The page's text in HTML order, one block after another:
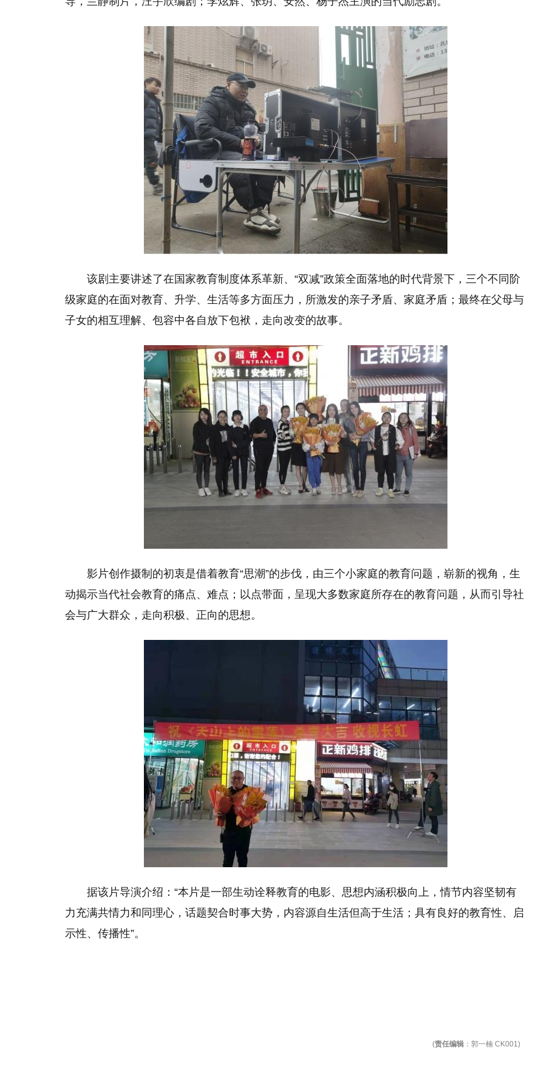
该剧主要讲述了在国家教育制度体系革新、“双减”政策全面落地的时代背景下，三个不同阶
级家庭的在面对教育、升学、生活等多方面压力，所激发的亲子矛盾、家庭矛盾；最终在父母与
子女的相互理解、包容中各自放下包袱，走向改变的故事。
影片创作摄制的初衷是借着教育“思潮”的步伐，由三个小家庭的教育问题，崭新的视角，生
动揭示当代社会教育的痛点、难点；以点带面，呈现大多数家庭所存在的教育问题，从而引导社
会与广大群众，走向积极、正向的思想。
据该片导演介绍：“本片是一部生动诠释教育的电影、思想内涵积极向上，情节内容坚韧有
力充满共情力和同理心，话题契合时事大势，内容源自生活但高于生活；具有良好的教育性、启
示性、传播性”。
(责任编辑 ：郭一楠 CK001)